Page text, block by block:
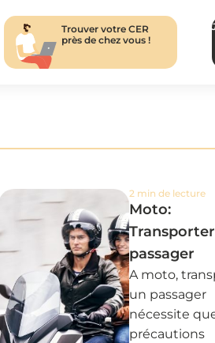
Trouver votre CER
près de chez vous !
2 min de lecture
Moto:
passager
A moto,
un passager
nécessite
précautions